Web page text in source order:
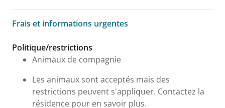
Frais et informations urgentes
Frais et informations urgentes
Politique/restrictions
Animaux de compagnie
Les animaux sont acceptés mais des
restrictions peuvent s'appliquer. Contactez la
résidence pour en savoir plus.